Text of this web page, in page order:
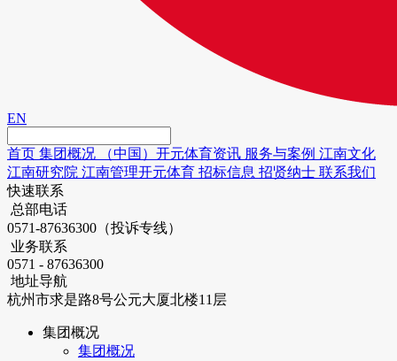
EN
首页 集团概况 （中国）开元体育资讯 服务与案例 江南文化
江南研究院 江南管理开元体育 招标信息 招贤纳士 联系我们
快速联系
总部电话
0571-87636300（投诉专线）
业务联系
0571 - 87636300
地址导航
杭州市求是路8号公元大厦北楼11层
集团概况
集团概况